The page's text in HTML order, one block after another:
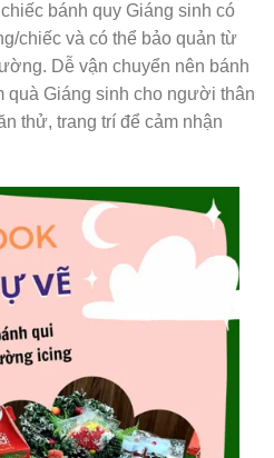
bánh quy Giáng sinh có
chiếc và có thể bảo quản từ
Dễ vận chuyển nên bánh
quà Giáng sinh cho người thân
thử, trang trí để cảm nhận